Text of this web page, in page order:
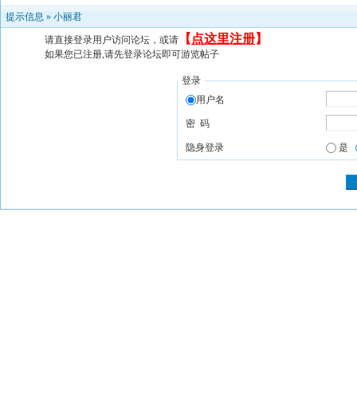
提示信息 » 小丽君
请直接登录用户访问论坛，或请 【 点这里注册】
如果您已注册,请先登录论坛即可游览帖子
登录
用户名
密 码
隐身登录 是